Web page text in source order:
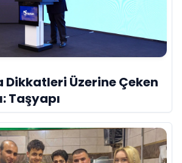
Dikkatleri Üzerine Çeken
Taşyapı